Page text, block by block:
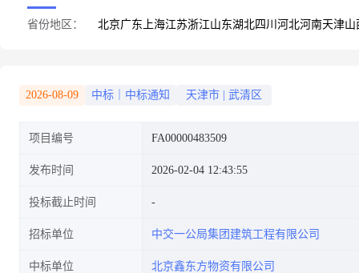
省份地区： 北京广东 上海江苏浙江山东湖北四川 河北河南天津山
2026-08-09 中标｜中标通知 天津市 武清区
项目编号 FA00000483509
发布时间 2026-02-04 12:43:55
投标截止时间
招标单位 中交一公局集团建筑工程有限公司
中标单位 北京鑫东方物资有限公司